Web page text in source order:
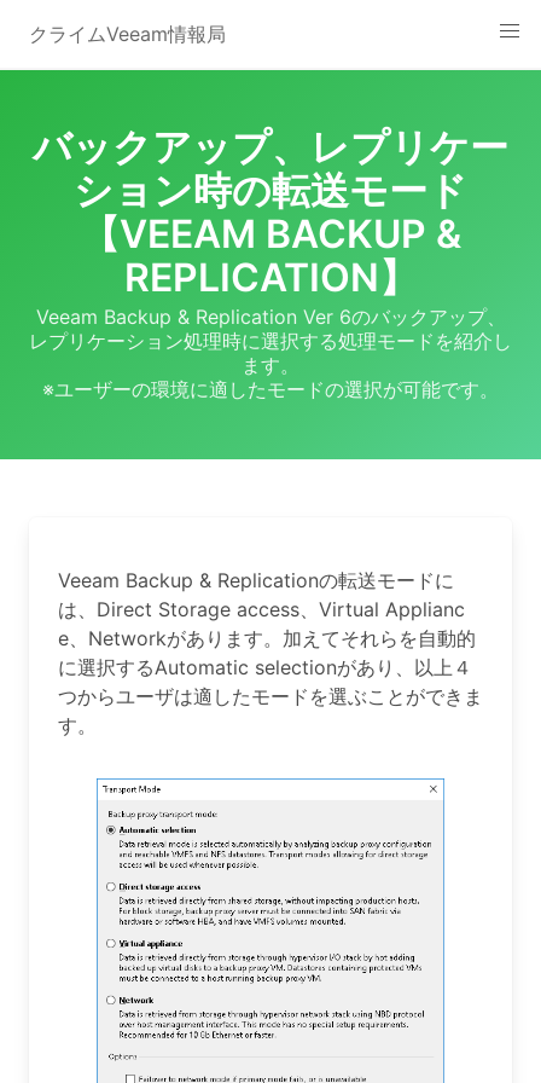
content
クライムVeeam情報局
バックアップ、レプリケー
ション時の転送モード
【VEEAM BACKUP &
REPLICATION】
Veeam Backup & Replication Ver 6のバックアップ、
レプリケーション処理時に選択する処理モードを紹介し
ます。
※ユーザーの環境に適したモードの選択が可能です。
Veeam Backup & Replicationの転送モードに
は、Direct Storage access、Virtual Applianc
e、Networkがあります。加えてそれらを自動的
に選択するAutomatic selectionがあり、以上４
つからユーザは適したモードを選ぶことができま
す。